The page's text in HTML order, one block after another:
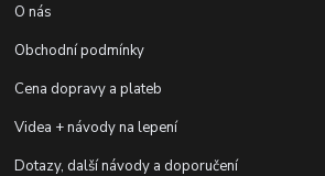
O nás
Obchodní podmínky
Cena dopravy a plateb
Videa + návody na lepení
Dotazy, další návody a doporučení